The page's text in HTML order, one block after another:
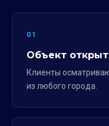
01
Объект
Клиенты
из любого города.